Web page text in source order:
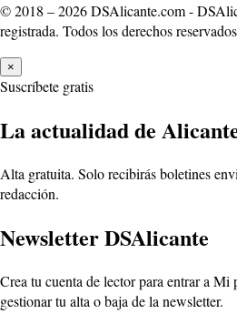
© 2018 – 2026 DSAlicante.com -
registrada. Todos los derechos
×
Suscríbete gratis
La actualidad de
Alta gratuita. Solo recibirás boletines
redacción.
Newsletter DSAlicante
Crea tu cuenta de lector para entrar a
gestionar tu alta o baja de la newsletter.